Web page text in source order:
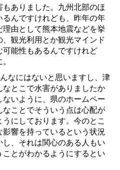
ありました。九州北部のほ
んですけれども、昨年の年
由として熊本地震などを挙
観光利用とか観光マインド
能性もあるんですけれど
なにはないと思いますし、津
とこで水害がありましたか
いように、県のホームペー
ことでそういう点は心配が
にしております。今のとこ
響を持っているという状況
、それは関心のある人もい
とがわかるようにするとい